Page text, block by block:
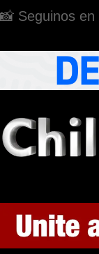
📸 Seguinos en